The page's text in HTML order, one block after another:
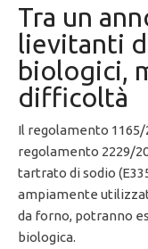
Tra un
lievitanti
biologici,
difficoltà
Il regolamento
regolamento 2229/
tartrato di sodio
ampiamente
da forno, potranno
biologica.